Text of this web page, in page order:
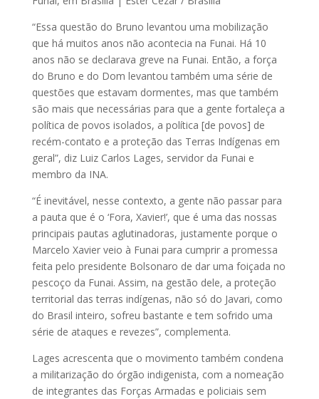
“Essa questão do Bruno levantou uma mobilização
que há muitos anos não acontecia na Funai. Há 10
anos não se declarava greve na Funai. Então, a força
do Bruno e do Dom levantou também uma série de
questões que estavam dormentes, mas que também
são mais que necessárias para que a gente fortaleça a
política de povos isolados, a política [de povos] de
recém-contato e a proteção das Terras Indígenas em
geral”, diz Luiz Carlos Lages, servidor da Funai e
membro da INA.
“É inevitável, nesse contexto, a gente não passar para
a pauta que é o ‘Fora, Xavier!’, que é uma das nossas
principais pautas aglutinadoras, justamente porque o
Marcelo Xavier veio à Funai para cumprir a promessa
feita pelo presidente Bolsonaro de dar uma foiçada no
pescoço da Funai. Assim, na gestão dele, a proteção
territorial das terras indígenas, não só do Javari, como
do Brasil inteiro, sofreu bastante e tem sofrido uma
série de ataques e revezes”, complementa.
Lages acrescenta que o movimento também condena
a militarização do órgão indigenista, com a nomeação
de integrantes das Forças Armadas e policiais sem